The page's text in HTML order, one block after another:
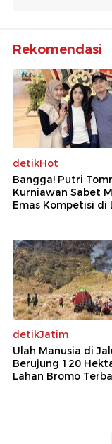
Rekomendasi
detikHot
Bangga! Putri
Kurniawan Sabet
Emas Kompetisi di
detikJatim
Ulah Manusia di
Berujung 120
Lahan Bromo